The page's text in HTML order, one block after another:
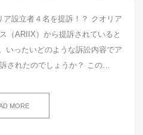
設立者４名を提訴！？ クオリア
（ARIIX）から提訴されていると
いったいどのような訴訟内容でア
されたのでしょうか？ この…
MORE